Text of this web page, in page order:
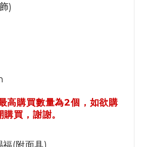
)
高購買數量為2個，如欲購
買，謝謝。